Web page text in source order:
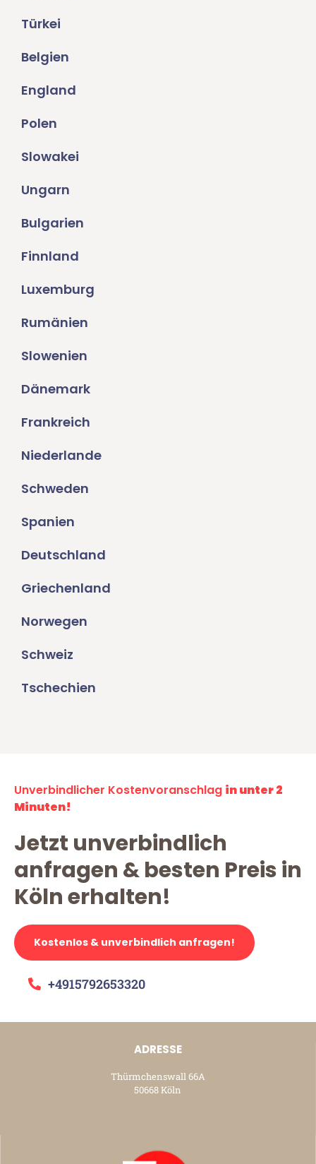
Türkei
Belgien
England
Polen
Slowakei
Ungarn
Bulgarien
Finnland
Luxemburg
Rumänien
Slowenien
Dänemark
Frankreich
Niederlande
Schweden
Spanien
Deutschland
Griechenland
Norwegen
Schweiz
Tschechien
Unverbindlicher Kostenvoranschlag in unter 2
Minuten!
Jetzt unverbindlich
anfragen & besten Preis in
Köln erhalten!
Kostenlos & unverbindlich anfragen!
+4915792653320
ADRESSE
Thürmchenswall 66A
50668 Köln